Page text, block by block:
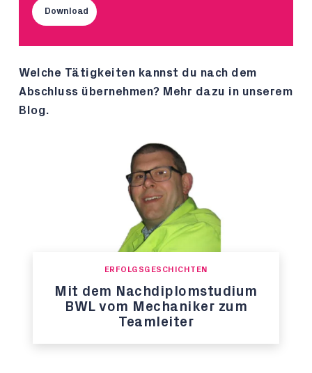
Download
Welche Tätigkeiten kannst du nach dem
Abschluss übernehmen? Mehr dazu in unserem
Blog.
ERFOLGSGESCHICHTEN
Mit dem Nachdiplomstudium
BWL vom Mechaniker zum
Teamleiter